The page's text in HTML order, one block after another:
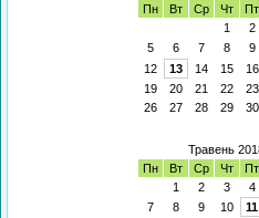
Пн
Вт Ср Чт
Пт
1
2
5
6 7 8
9
12
13 14 15
16
19
20 21 22
23
26
27 28 29 30
Травень
Пн
Вт Ср Чт
Пт
1
2 3
4
7
8 9 10
11